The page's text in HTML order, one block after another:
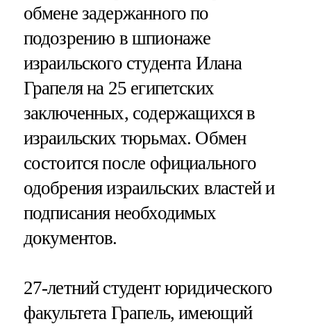
обмене задержанного по
подозрению в шпионаже
израильского студента Илана
Грапеля на 25 египетских
заключенных, содержащихся в
израильских тюрьмах. Обмен
состоится после официального
одобрения израильских властей и
подписания необходимых
документов.
27-летний студент юридического
факультета Грапель, имеющий